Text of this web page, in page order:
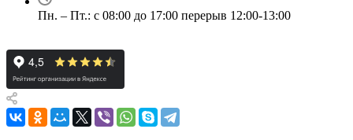
Пн. – Пт.: с 08:00 до 17:00 перерыв 12:00-13:00